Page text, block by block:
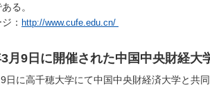
る。
： http://www.cufe.edu.cn/
月9日に開催された中国中央財経大
日に高千穂大学にて中国中央財経済大学と共